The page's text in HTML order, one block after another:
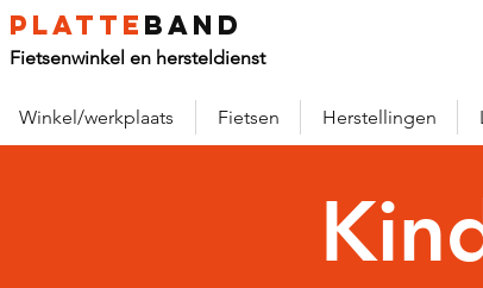
platte band
Fietsenwinkel en hersteldienst
Winkel/werkplaats Fietsen Herstellingen